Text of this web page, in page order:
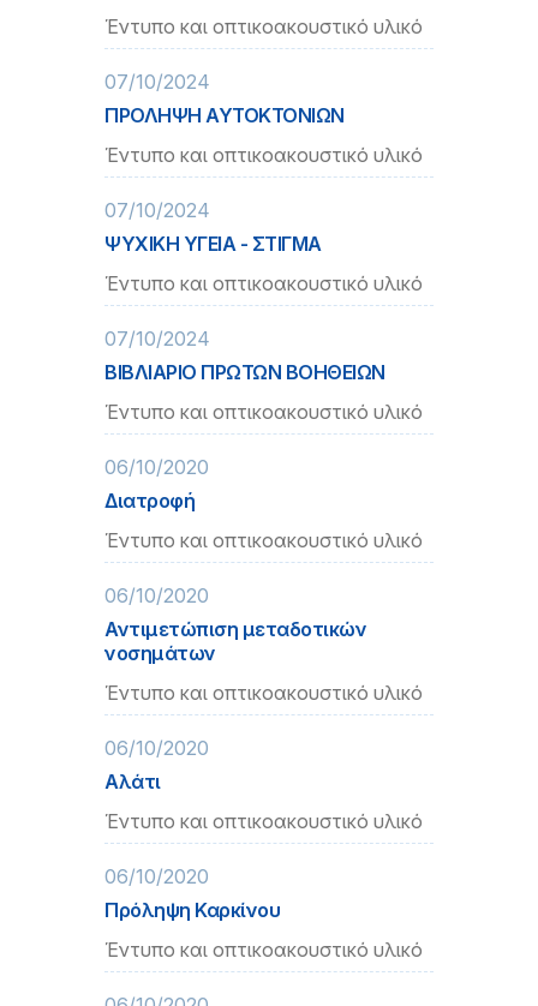
Έντυπο και οπτικοακουστικό υλικό
07/10/2024
ΠΡΟΛΗΨΗ ΑΥΤΟΚΤΟΝΙΩΝ
Έντυπο και οπτικοακουστικό υλικό
07/10/2024
ΨΥΧΙΚΗ ΥΓΕΙΑ - ΣΤΙΓΜΑ
Έντυπο και οπτικοακουστικό υλικό
07/10/2024
ΒΙΒΛΙΑΡΙΟ ΠΡΩΤΩΝ ΒΟΗΘΕΙΩΝ
Έντυπο και οπτικοακουστικό υλικό
06/10/2020
Διατροφή
Έντυπο και οπτικοακουστικό υλικό
06/10/2020
Αντιμετώπιση μεταδοτικών
νοσημάτων
Έντυπο και οπτικοακουστικό υλικό
06/10/2020
Αλάτι
Έντυπο και οπτικοακουστικό υλικό
06/10/2020
Πρόληψη Καρκίνου
Έντυπο και οπτικοακουστικό υλικό